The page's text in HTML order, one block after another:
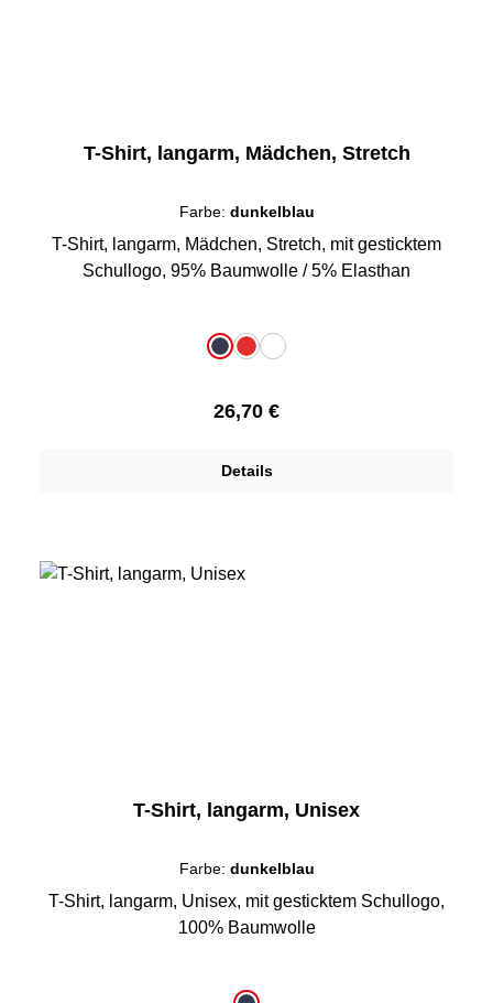
T-Shirt, langarm, Mädchen, Stretch
Farbe: dunkelblau
T-Shirt, langarm, Mädchen, Stretch, mit gesticktem
Schullogo, 95% Baumwolle / 5% Elasthan
auswählendunkelblau
rot weiß
Regulärer Preis:
26,70 €
Details
T-Shirt, langarm, Unisex
Farbe: dunkelblau
T-Shirt, langarm, Unisex, mit gesticktem Schullogo,
100% Baumwolle